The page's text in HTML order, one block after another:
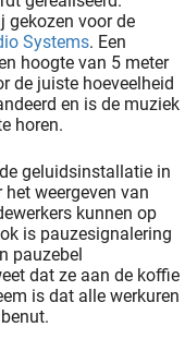
gekozen voor de
Systems. Een
hoogte van 5 meter
de juiste hoeveelheid
en is de muziek
horen.
geluidsinstallatie in
weergeven van
kunnen op
is pauzesignalering
pauzebel
dat ze aan de koffie
is dat alle werkuren